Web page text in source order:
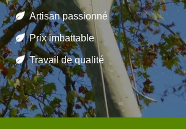
Artisan passionné
Prix imbattable
Travail de qualité